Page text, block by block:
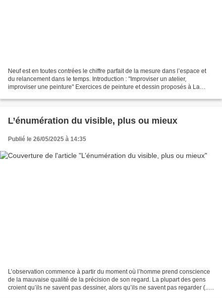
Neuf est en toutes contrées le chiffre parfait de la mesure dans l’espace et
du relancement dans le temps. Introduction : "Improviser un atelier,
improviser une peinture" Exercices de peinture et dessin proposés à La
L’énumération du visible, plus ou mieux
Publié le 26/05/2025 à 14:35
L’observation commence à partir du moment où l’homme prend conscience
de la mauvaise qualité de la précision de son regard. La plupart des gens
croient qu’ils ne savent pas dessiner, alors qu’ils ne savent pas regarder (...)